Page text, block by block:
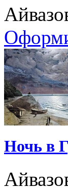
Ночь в